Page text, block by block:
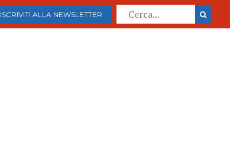
ISCRIVITI ALLA NEWSLETTER